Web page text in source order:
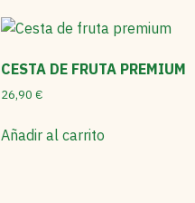
CESTA DE FRUTA PREMIUM
26,90 €
Añadir al carrito